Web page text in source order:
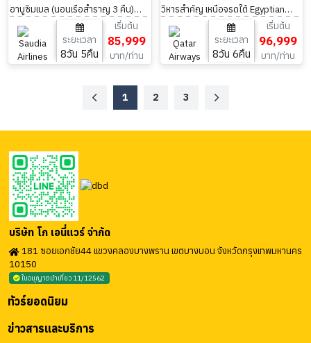
อาบูซิมเบล (นอนเรือสำราญ 3 คืน)
ระยะเวลา
8วัน 5คืน
เริ่มต้น
85,999
บาท/ท่าน
วิหารสำคัญ เหนือจรดใต้ Egyptian
Museum 8วัน 6คืน
ระยะเวลา
8วัน 6คืน
เริ่มต้น
96,999
บาท/ท่าน
1 2 3
บริษัท โก เอนี่แวร์ จำกัด
181 ซอยเอกชัย44 แขวงคลองบางพราน เขตบางบอน จังหวัดกรุงเทพมหานคร
10150
ใบอนุญาตนำเที่ยว 11/12562
ข่าวสารและบริการ
ทัวร์ยอดนิยม